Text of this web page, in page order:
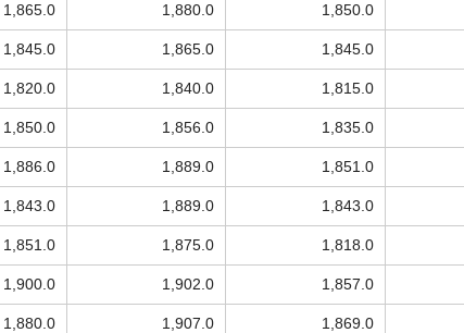
1,865.0 1,880.0 1,850.0
1,845.0 1,865.0 1,845.0
1,820.0 1,840.0 1,815.0
1,850.0 1,856.0 1,835.0
1,886.0 1,889.0 1,851.0
1,843.0 1,889.0 1,843.0
1,851.0 1,875.0 1,818.0
1,900.0 1,902.0 1,857.0
1,880.0 1,907.0 1,869.0